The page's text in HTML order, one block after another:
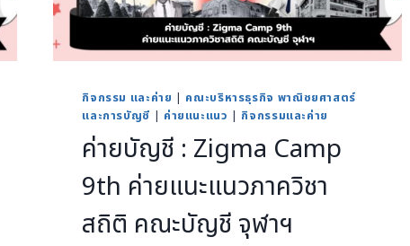
กิจกรรม และค่าย | คณะบริหารธุรกิจ พาณิชยศาสตร์
และการบัญชี | ค่ายแนะแนว | กิจกรรมและค่าย
ค่ายบัญชี : Zigma Camp
9th ค่ายแนะแนวภาควิชา
สถิติ คณะบัญชี จุฬาฯ